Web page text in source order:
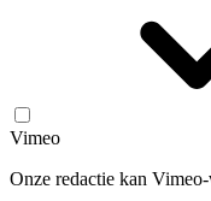
Vimeo
Onze redactie kan